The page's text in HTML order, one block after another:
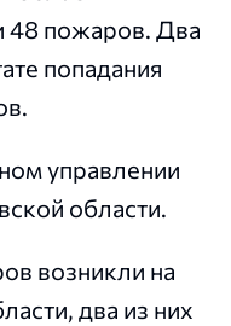
48 пожаров. Два
попадания
управлении
области.
возникли на
два из них